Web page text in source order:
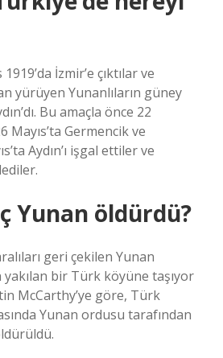
İzmir’e çıktılar ve
yürüyen Yunanlıların güney
Bu amaçla önce 22
Mayıs’ta Germencik ve
Aydın’ı işgal ettiler ve
Yunan öldürdü?
geri çekilen Yunan
bir Türk köyüne taşıyor
McCarthy’ye göre, Türk
Yunan ordusu tarafından